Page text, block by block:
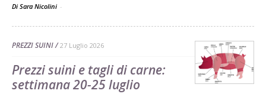
Di Sara Nicolini -
PREZZI SUINI 27 Luglio 2026
Prezzi suini e tagli di carne:
settimana 20-25 luglio